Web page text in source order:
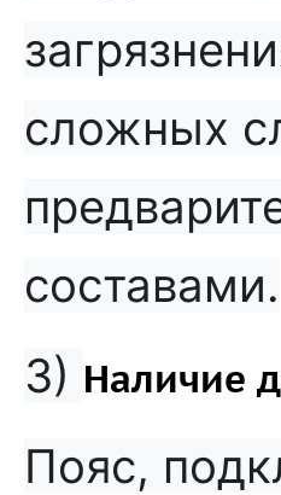
сложных
составами.
3) Наличие
Пояс,